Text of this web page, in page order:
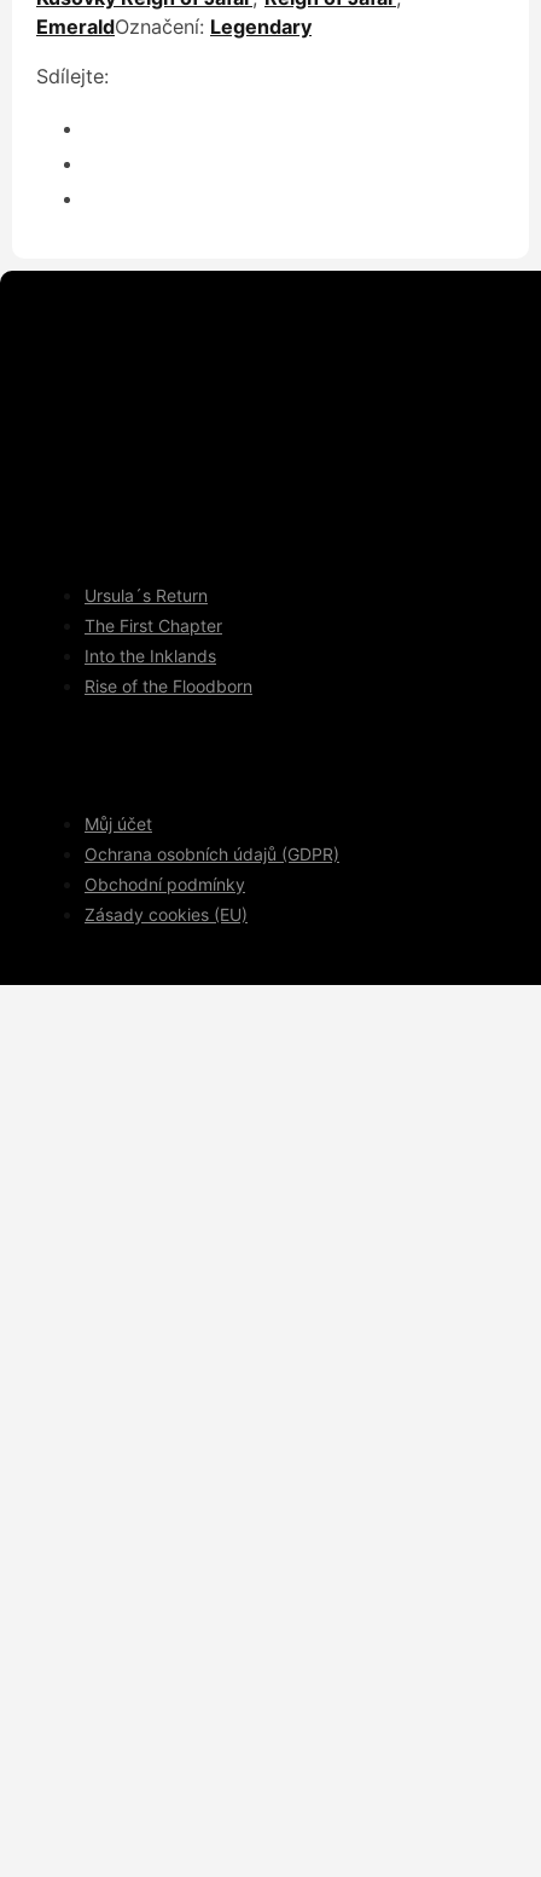
EmeraldOznačení: Legendary
Sdílejte:
Ursula´s Return
The First Chapter
Into the Inklands
Rise of the Floodborn
Můj účet
Ochrana osobních údajů (GDPR)
Obchodní podmínky
Zásady cookies (EU)